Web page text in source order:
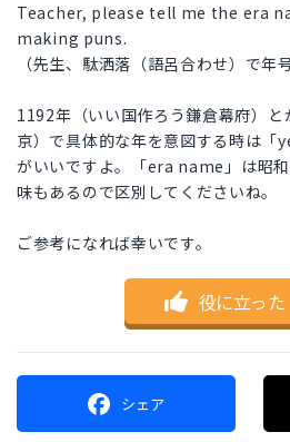
Teacher, please tell me the era
making puns.
（先生、駄洒落（語呂合わせ）で年
1192年（いい国作ろう鎌倉幕府）
京）で具体的な年を意図する時は
がいいですよ。「era name」は昭
味もあるので区別してくださいね。
ご参考になれば幸いです。
役に立った
シェア